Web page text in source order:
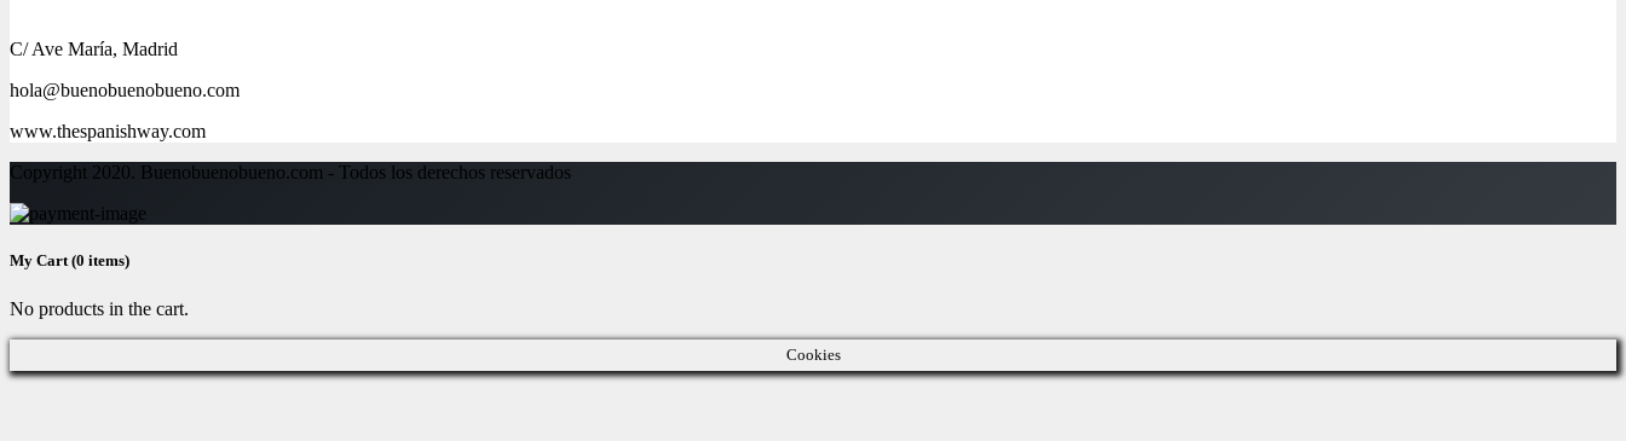
C/ Ave María, Madrid
hola@buenobuenobueno.com
www.thespanishway.com
Copyright 2020. Buenobuenobueno.com - Todos los derechos reservados
My Cart(0 items)
No products in the cart.
Cookies